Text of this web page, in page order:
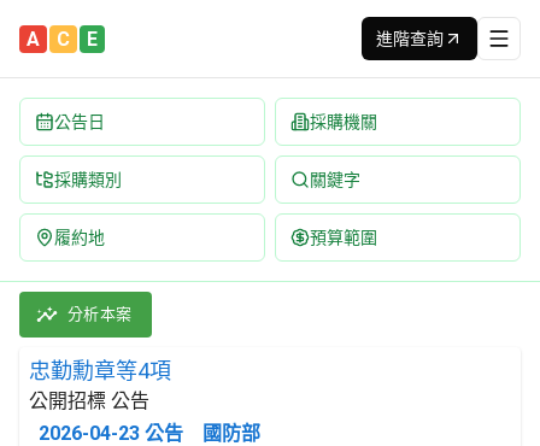
A C E 進階查詢
公告日 採購機關
採購類別 關鍵字
履約地 預算範圍
忠勤勳章等4項 招標公告 | 案號：CC15014L187 | 公開招標
採購類別：財物類 結構金屬產品及其零件 | 招標方式：公
分析本案
忠勤勳章等4項
公開招標 公告
2026-04-23 公告 國防部